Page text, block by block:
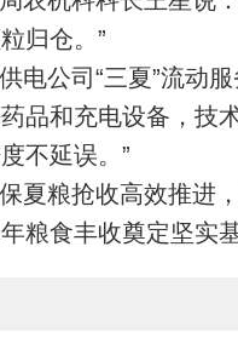
归仓。”
电公司“三夏”流动
品和充电设备，技
不延误。”
夏粮抢收高效推进
粮食丰收奠定坚实基